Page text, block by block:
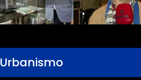
Urbanismo